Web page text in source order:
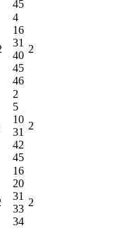
45
4
16
31
40
45
46
2
2
5
10
31
42
45
2
16
20
31
33
34
2